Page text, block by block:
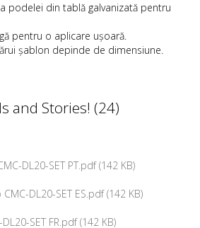
podelei din tablă galvanizată pentru
pentru o aplicare ușoară.
șablon depinde de dimensiune.
and Stories! (24)
DL20-SET PT.pdf (142 KB)
DL20-SET ES.pdf (142 KB)
SET FR.pdf (142 KB)